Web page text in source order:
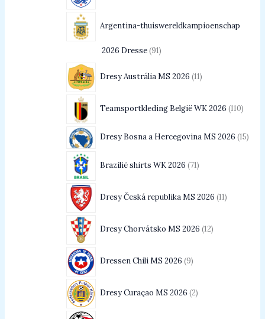
Argentina-thuiswereldkampioenschap
2026 Dresse 91
Dresy Austrália MS 2026 11
Teamsportkleding België WK 2026 110
Dresy Bosna a Hercegovina MS 2026 15
Brazilië shirts WK 2026 71
Dresy Česká republika MS 2026 11
Dresy Chorvátsko MS 2026 12
Dressen Chili MS 2026 9
Dresy Curaçao MS 2026 2